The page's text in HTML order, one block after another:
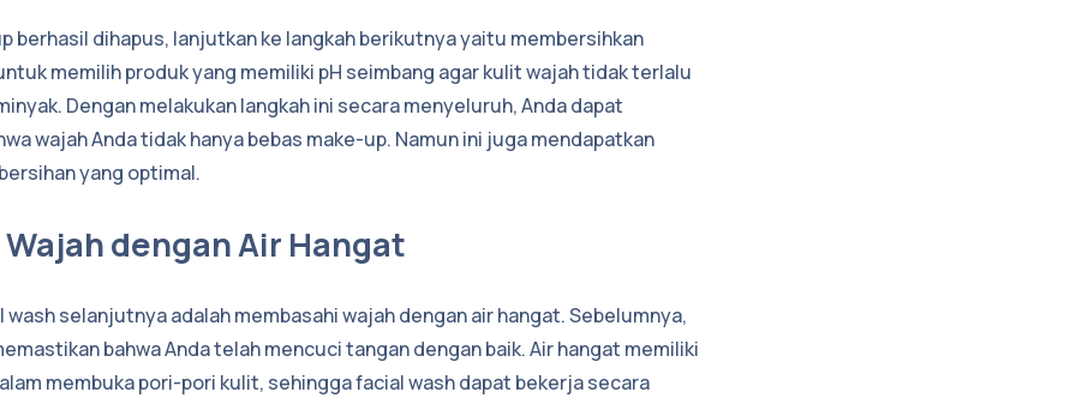
berhasil dihapus, lanjutkan ke langkah berikutnya yaitu membersihkan
memilih produk yang memiliki pH seimbang agar kulit wajah tidak terlalu
Dengan melakukan langkah ini secara menyeluruh, Anda dapat
wajah Anda tidak hanya bebas make-up. Namun ini juga mendapatkan
yang optimal.
Wajah dengan Air Hangat
wash selanjutnya adalah membasahi wajah dengan air hangat. Sebelumnya,
bahwa Anda telah mencuci tangan dengan baik. Air hangat memiliki
membuka pori-pori kulit, sehingga facial wash dapat bekerja secara